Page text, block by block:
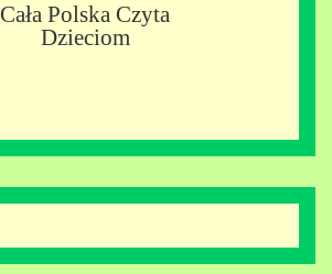
Cała Polska Czyta
Dzieciom